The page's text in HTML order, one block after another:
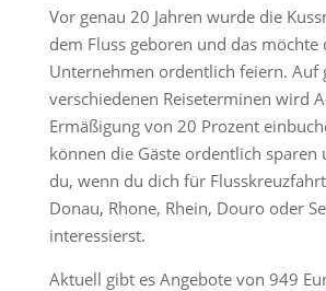
Vor genau 20 Jahren wurde die
dem Fluss geboren und das möchte
Unternehmen ordentlich feiern. Auf
verschiedenen Reiseterminen wird
Ermäßigung von 20 Prozent
können die Gäste ordentlich sparen
du, wenn du dich für
Donau, Rhone, Rhein, Douro oder
interessierst.
Aktuell gibt es Angebote von 949